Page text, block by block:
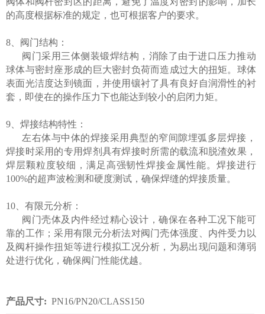
的高度根据标准的规定，也可根据客户的要求。
8、阀门结构：
阀门采用三体侧装锻焊结构，消除了由于进口压力推动
球体与密封座形成的巨大密封负荷而造成过大的扭矩。球体
表面光洁度达到镜面，并使用镶衬了具有良好自润滑性的衬
套，即使在的操作压力下也能达到较小的启闭力矩。
9、焊接结构特性：
左右体与中体的焊接采用典型的窄间隙埋弧多层焊接，
焊接时采用的专用焊剂具有焊接时所需的载流和脱渣效果，
焊层颗粒度较细，满足高强韧性焊接金属性能。焊接进行
100%的超声波检测和硬度测试，确保焊缝的焊接质量。
10、有限元分析：
阀门壳体及内件经过精心设计，确保在各种工况下能可
靠的工作；采用有限元分析法对阀门壳体强度、内件受力以
及阀杆操作扭矩等进行模拟工况分析，为易出现问题和薄弱
处进行优化，确保阀门性能优越。
产品尺寸: PN16/PN20/CLASS150